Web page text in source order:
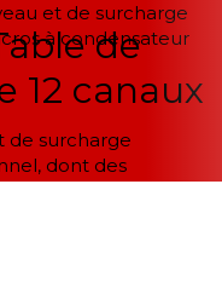
et de surcharge
à condensateur
de surcharge
dont des
de
12 canaux